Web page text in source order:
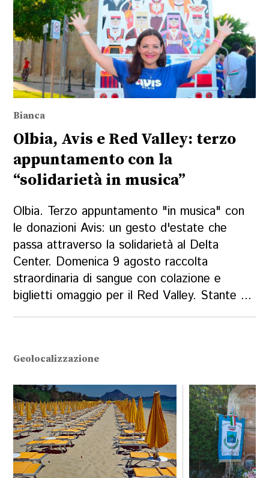
Bianca
Olbia, Avis e Red Valley: terzo
appuntamento con la
“solidarietà in musica”
Olbia. Terzo appuntamento "in musica" con
le donazioni Avis: un gesto d'estate che
passa attraverso la solidarietà al Delta
Center. Domenica 9 agosto raccolta
straordinaria di sangue con colazione e
biglietti omaggio per il Red Valley. Stante ...
Geolocalizzazione